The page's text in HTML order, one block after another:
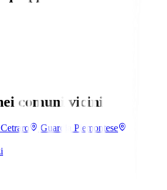
comuni vicini
Cetraro
Guardia Piemontese